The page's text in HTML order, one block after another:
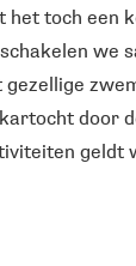
het toch een
we
door
geldt